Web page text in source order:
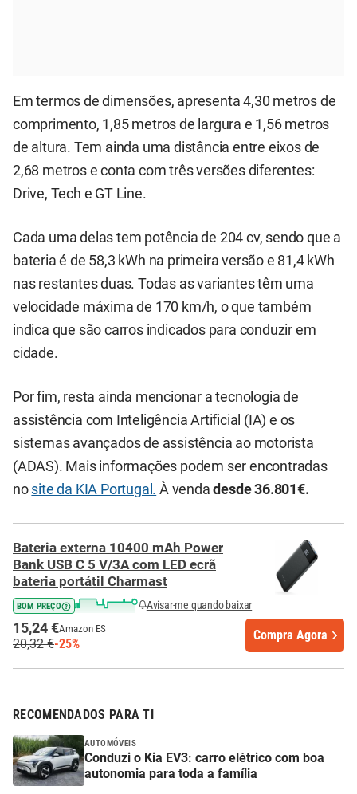
Em termos de dimensões, apresenta 4,30 metros de
comprimento, 1,85 metros de largura e 1,56 metros
de altura. Tem ainda uma distância entre eixos de
2,68 metros e conta com três versões diferentes:
Drive, Tech e GT Line.
Cada uma delas tem potência de 204 cv, sendo que a
bateria é de 58,3 kWh na primeira versão e 81,4 kWh
nas restantes duas. Todas as variantes têm uma
velocidade máxima de 170 km/h, o que também
indica que são carros indicados para conduzir em
cidade.
Por fim, resta ainda mencionar a tecnologia de
assistência com Inteligência Artificial (IA) e os
sistemas avançados de assistência ao motorista
(ADAS). Mais informações podem ser encontradas
no site da KIA Portugal. À vendadesde 36.801€.
Bateria externa 10400 mAh Power
Bank USB C 5 V/3A com LED ecrã
bateria portátil Charmast
BOM PREÇO Avisar-me quando baixar
15,24 €Amazon ES
20,32 €-25%
Compra Agora
RECOMENDADOS PARA TI
AUTOMÓVEIS
Conduzi o Kia EV3: carro elétrico com boa
autonomia para toda a família